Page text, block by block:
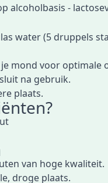
alcoholbasis -
water (5 druppels
mond voor optimale
na gebruik.
plaats.
van hoge kwaliteit.
droge plaats.